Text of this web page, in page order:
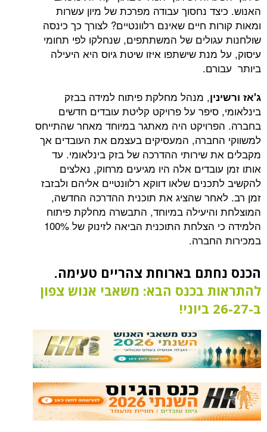
נחסוך עבודה מפרכת של מיון עשרות
חיים שאינם רלוונטיים? לצורך כך כינסה
של המשתתפים, שנחלקו לפי תחומי
שישתפו איזו שיטת גיוס היא היעילה
, מנהל מחלקת פיתוח למידה בבזק
סיפר על פרויקט קליטת עובדים חדשים
היה מאתגר במיוחד מאחר שהתייחס
המעסיקים בעצמם את העובדים אך
שירותי ההדרכה של בזק בינלאומי. עד
אלה היו מגיעים מרחוק, נאלצים
שלאו דווקא רלוונטיים אליהם ולבזבז
שהציג את תוכנית ההדרכה החדשה,
במיוחד, התבשרה מחלקת פיתוח
הלמידה כי הצלחת התוכנית הביאה לזינוק של 100%
בארוחת צהריים טעימה.
בכנס הבא: משאבי אנוש צפון